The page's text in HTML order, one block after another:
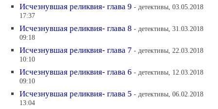
Исчезнувшая реликвия- глава 9 - детективы, 03.05.2018
17:37
Исчезнувшая реликвия- глава 8 - детективы, 31.03.2018
09:18
Исчезнувшая реликвия- глава 7 - детективы, 22.03.2018
10:10
Исчезнувшая реликвия- глава 6 - детективы, 12.03.2018
09:10
Исчезнувшая реликвия- глава 5 - детективы, 06.02.2018
13:04